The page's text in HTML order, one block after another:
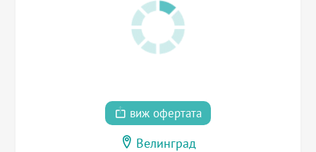
виж офертата
Велинград